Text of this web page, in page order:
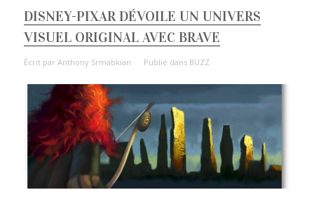
DISNEY-PIXAR DÉVOILE UN UNIVERS
VISUEL ORIGINAL AVEC BRAVE
Écrit par Anthony Srmabkian Publié dans BUZZ